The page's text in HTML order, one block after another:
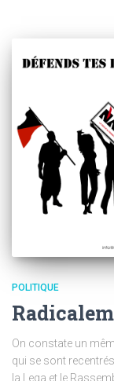
POLITIQUE
On constate un
qui se sont
la Lega et le